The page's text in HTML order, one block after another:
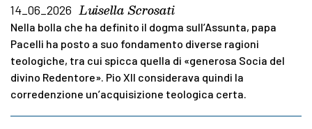
14_06_2026 Luisella Scrosati
Nella bolla che ha definito il dogma sull’Assunta, papa
Pacelli ha posto a suo fondamento diverse ragioni
teologiche, tra cui spicca quella di «generosa Socia del
divino Redentore». Pio XII considerava quindi la
corredenzione un’acquisizione teologica certa.